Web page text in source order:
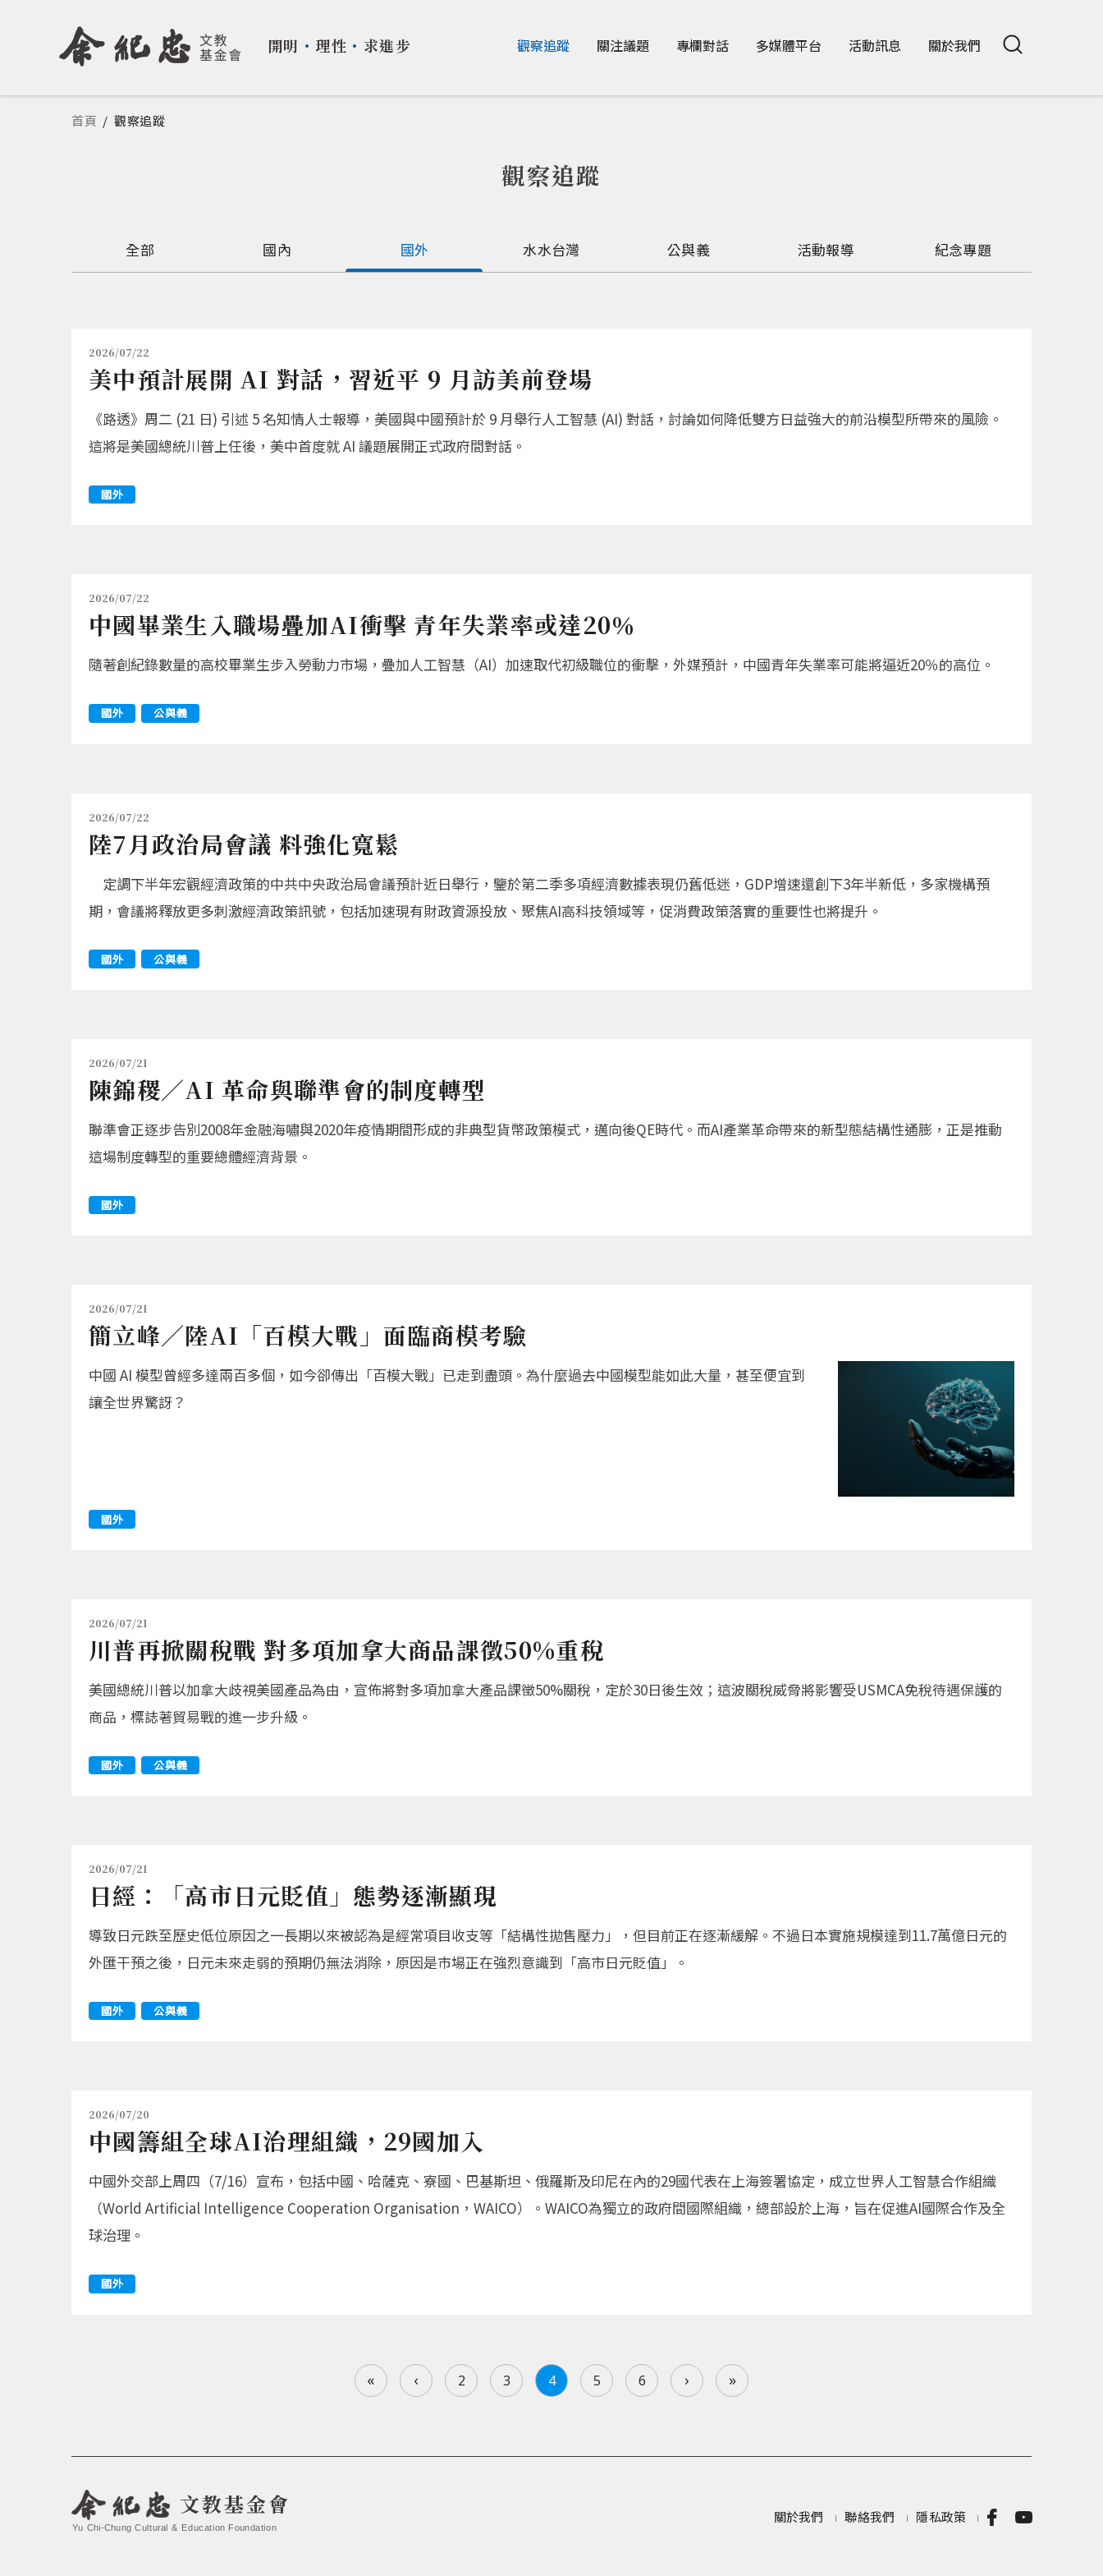
開明 ・ 理性 ・ 求進步 觀察追蹤 關注議題 專欄對話 多媒體平台 活動訊息 關於我們
您在這裡
首頁 / 觀察追蹤
觀察追蹤
全部 國內 國外 水水台灣 公與義 活動報導 紀念專題
2026/07/22
美中預計展開 AI 對話，習近平 9 月訪美前登場
《路透》周二 (21 日) 引述 5 名知情人士報導，美國與中國預計於 9 月舉行人工智慧 (AI) 對話，討論如何降低雙方日益強大的前沿模型所帶來的風險。
這將是美國總統川普上任後，美中首度就 AI 議題展開正式政府間對話。
國外
2026/07/22
中國畢業生入職場疊加AI衝擊 青年失業率或達20％
隨著創紀錄數量的高校畢業生步入勞動力市場，疊加人工智慧（AI）加速取代初級職位的衝擊，外媒預計，中國青年失業率可能將逼近20％的高位。
國外 公與義
2026/07/22
陸7月政治局會議 料強化寬鬆
定調下半年宏觀經濟政策的中共中央政治局會議預計近日舉行，鑒於第二季多項經濟數據表現仍舊低迷，GDP增速還創下3年半新低，多家機構預
期，會議將釋放更多刺激經濟政策訊號，包括加速現有財政資源投放、聚焦AI高科技領域等，促消費政策落實的重要性也將提升。
國外 公與義
2026/07/21
陳錦稷／AI 革命與聯準會的制度轉型
聯準會正逐步告別2008年金融海嘯與2020年疫情期間形成的非典型貨幣政策模式，邁向後QE時代。而AI產業革命帶來的新型態結構性通膨，正是推動
這場制度轉型的重要總體經濟背景。
國外
2026/07/21
簡立峰／陸AI「百模大戰」面臨商模考驗
中國 AI 模型曾經多達兩百多個，如今卻傳出「百模大戰」已走到盡頭。為什麼過去中國模型能如此大量，甚至便宜到
讓全世界驚訝？
國外
2026/07/21
川普再掀關稅戰 對多項加拿大商品課徵50%重稅
美國總統川普以加拿大歧視美國產品為由，宣佈將對多項加拿大產品課徵50%關稅，定於30日後生效；這波關稅威脅將影響受USMCA免稅待遇保護的
商品，標誌著貿易戰的進一步升級。
國外 公與義
2026/07/21
日經：「高市日元貶值」態勢逐漸顯現
導致日元跌至歷史低位原因之一長期以來被認為是經常項目收支等「結構性拋售壓力」，但目前正在逐漸緩解。不過日本實施規模達到11.7萬億日元的
外匯干預之後，日元未來走弱的預期仍無法消除，原因是市場正在強烈意識到「高市日元貶值」。
國外 公與義
2026/07/20
中國籌組全球AI治理組織，29國加入
中國外交部上周四（7/16）宣布，包括中國、哈薩克、寮國、巴基斯坦、俄羅斯及印尼在內的29國代表在上海簽署協定，成立世界人工智慧合作組織
（World Artificial Intelligence Cooperation Organisation，WAICO）。WAICO為獨立的政府間國際組織，總部設於上海，旨在促進AI國際合作及全
球治理。
國外
« ‹ 2 3 4 5 6 › »
文教基金會
Yu Chi-Chung Cultural & Education Foundation
關於我們 聯絡我們 隱私政策